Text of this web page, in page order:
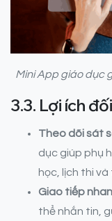
Mini App giáo dục
3.3. Lợi ích
Theo dõi sát
dục giúp phụ
học, lịch thi
Giao tiếp
thể nhắn tin,